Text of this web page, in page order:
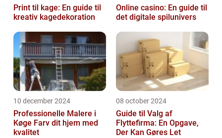
Print til kage: En guide til
kreativ kagedekoration
Online casino: En guide til
det digitale spilunivers
10 december 2024
Professionelle Malere i
Køge Farv dit hjem med
kvalitet
08 october 2024
Guide til Valg af
Flyttefirma: En Opgave,
Der Kan Gøres Let